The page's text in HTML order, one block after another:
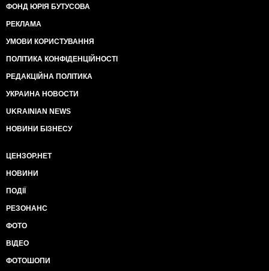
ФОНД ЮРІЯ БУТУСОВА
РЕКЛАМА
УМОВИ КОРИСТУВАННЯ
ПОЛІТИКА КОНФІДЕНЦІЙНОСТІ
РЕДАКЦІЙНА ПОЛІТИКА
УКРАИНА НОВОСТИ
UKRAINIAN NEWS
НОВИНИ БІЗНЕСУ
ЦЕНЗОР.НЕТ
НОВИНИ
ПОДІЇ
РЕЗОНАНС
ФОТО
ВІДЕО
ФОТОШОПИ